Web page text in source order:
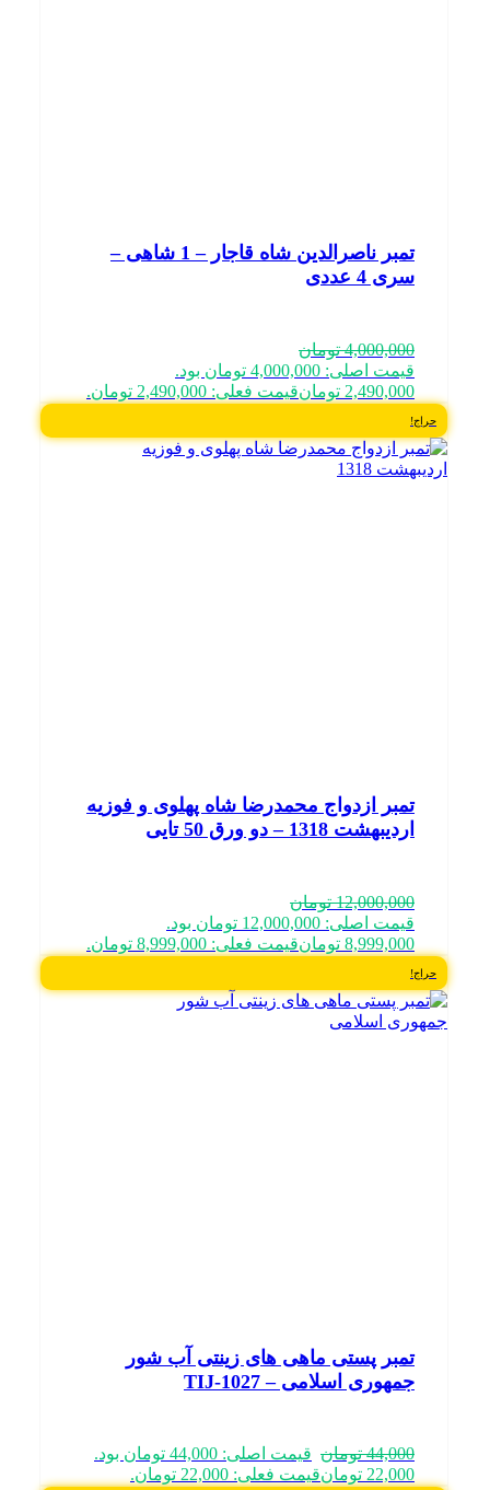
تمبر ناصرالدین شاه قاجار – 1 شاهی –
سری 4 عددی
4,000,000 تومان
قیمت اصلی: 4,000,000 تومان بود.
2,490,000 تومانقیمت فعلی: 2,490,000 تومان.
حراج!
تمبر ازدواج محمدرضا شاه پهلوی و فوزیه
اردیبهشت 1318 – دو ورق 50 تایی
12,000,000 تومان
قیمت اصلی: 12,000,000 تومان بود.
8,999,000 تومانقیمت فعلی: 8,999,000 تومان.
حراج!
تمبر پستی ماهی های زینتی آب شور
جمهوری اسلامی – TIJ-1027
44,000 تومان قیمت اصلی: 44,000 تومان بود.
22,000 تومانقیمت فعلی: 22,000 تومان.